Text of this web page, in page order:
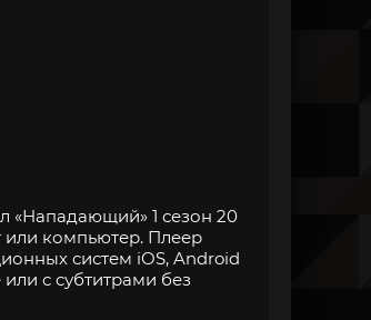
«Нападающий» 1 сезон 20
или компьютер. Плеер
систем iOS, Android
с субтитрами без